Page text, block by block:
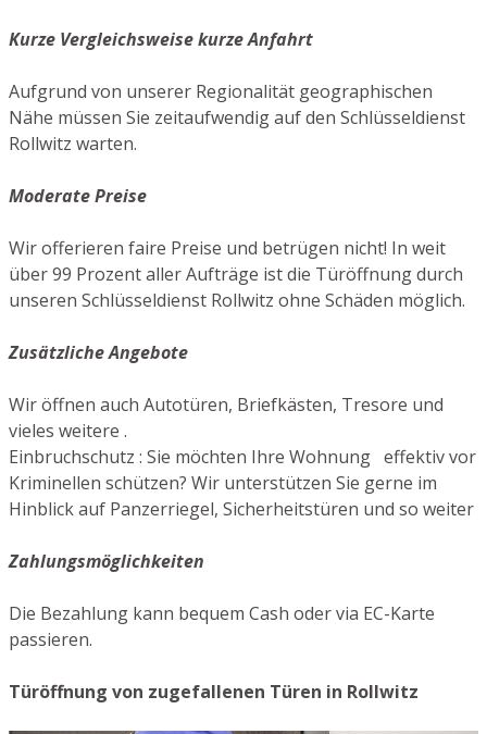
Kurze Vergleichsweise kurze Anfahrt
Aufgrund von unserer Regionalität geographischen
Nähe müssen Sie zeitaufwendig auf den Schlüsseldienst
Rollwitz warten.
Moderate Preise
Wir offerieren faire Preise und betrügen nicht! In weit
über 99 Prozent aller Aufträge ist die Türöffnung durch
unseren Schlüsseldienst Rollwitz ohne Schäden möglich.
Zusätzliche Angebote
Wir öffnen auch Autotüren, Briefkästen, Tresore und
vieles weitere .
Einbruchschutz : Sie möchten Ihre Wohnung effektiv vor
Kriminellen schützen? Wir unterstützen Sie gerne im
Hinblick auf Panzerriegel, Sicherheitstüren und so weiter
Zahlungsmöglichkeiten
Die Bezahlung kann bequem Cash oder via EC-Karte
passieren.
Türöffnung von zugefallenen Türen in Rollwitz